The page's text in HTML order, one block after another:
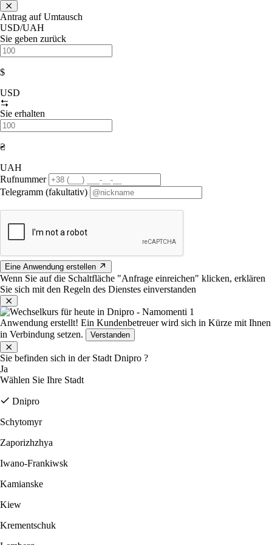
Antrag auf Umtausch
USD/UAH
Sie geben zurück
$
USD
Sie erhalten
₴
UAH
Rufnummer
Telegramm (fakultativ)
Eine Anwendung erstellen
Wenn Sie auf die Schaltfläche "Anfrage einreichen" klicken, erklären
Sie sich mit den Regeln des Dienstes einverstanden
Anwendung erstellt! Ein Kundenbetreuer wird sich in Kürze mit Ihnen
in Verbindung setzen.
Verstanden
Sie befinden sich in der Stadt Dnipro ?
Ja
Wählen Sie Ihre Stadt
Dnipro
Schytomyr
Zaporizhzhya
Iwano-Frankiwsk
Kamianske
Kiew
Krementschuk